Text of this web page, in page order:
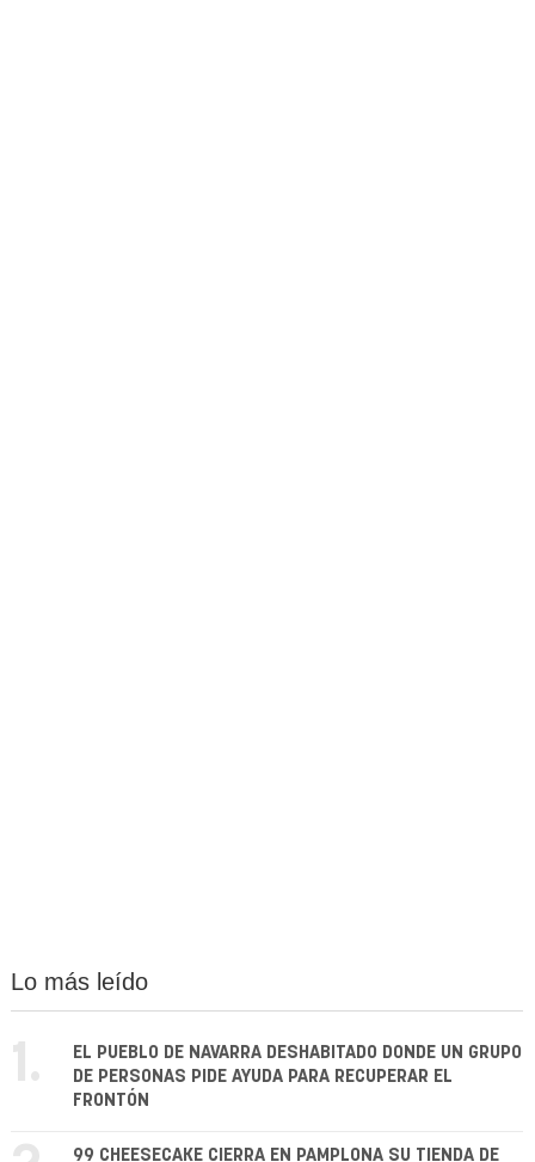
Lo más leído
1.
EL PUEBLO DE NAVARRA DESHABITADO DONDE UN GRUPO
DE PERSONAS PIDE AYUDA PARA RECUPERAR EL
FRONTÓN
99 CHEESECAKE CIERRA EN PAMPLONA SU TIENDA DE